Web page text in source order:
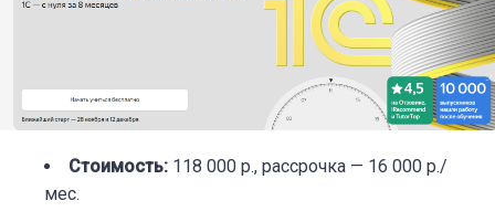
Стоимость: 118 000 р., рассрочка — 16 000 р./
мес.